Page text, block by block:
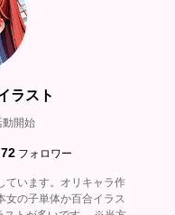
ラスト
開始
72 フォロワー
ています。オリキャラ作
女の子単体か百合イラス